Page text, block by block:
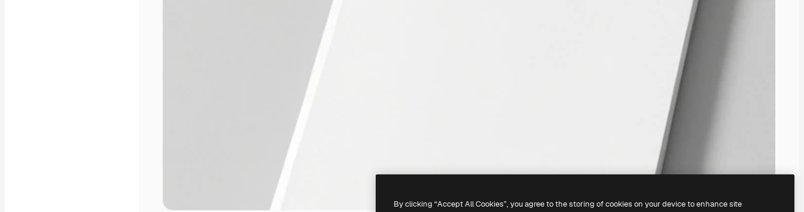
By clicking “Accept All Cookies”, you agree to the storing of cookies on your device to enhance site